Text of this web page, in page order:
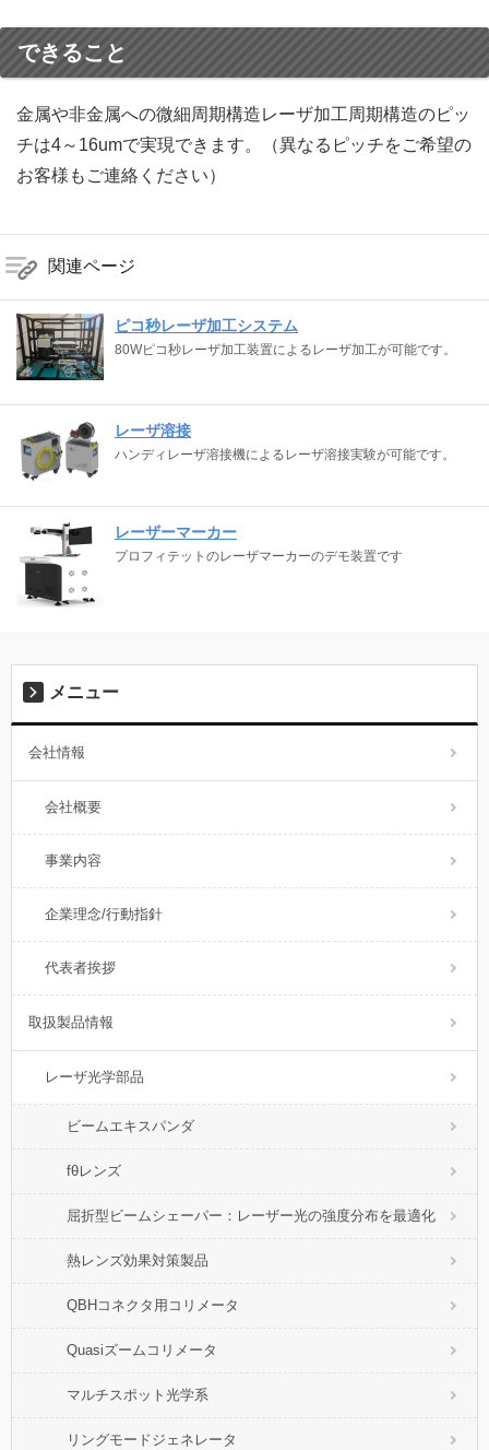
できること
金属や非金属への微細周期構造レーザ加工周期構造のピッ
チは4～16umで実現できます。（異なるピッチをご希望の
お客様もご連絡ください）
関連ページ
ピコ秒レーザ加工システム
80Wピコ秒レーザ加工装置によるレーザ加工が可能です。
レーザ溶接
ハンディレーザ溶接機によるレーザ溶接実験が可能です。
レーザーマーカー
プロフィテットのレーザマーカーのデモ装置です
メニュー
会社情報
会社概要
事業内容
企業理念/行動指針
代表者挨拶
取扱製品情報
レーザ光学部品
ビームエキスパンダ
fθレンズ
屈折型ビームシェーパー：レーザー光の強度分布を最適化
熱レンズ効果対策製品
QBHコネクタ用コリメータ
Quasiズームコリメータ
マルチスポット光学系
リングモードジェネレータ